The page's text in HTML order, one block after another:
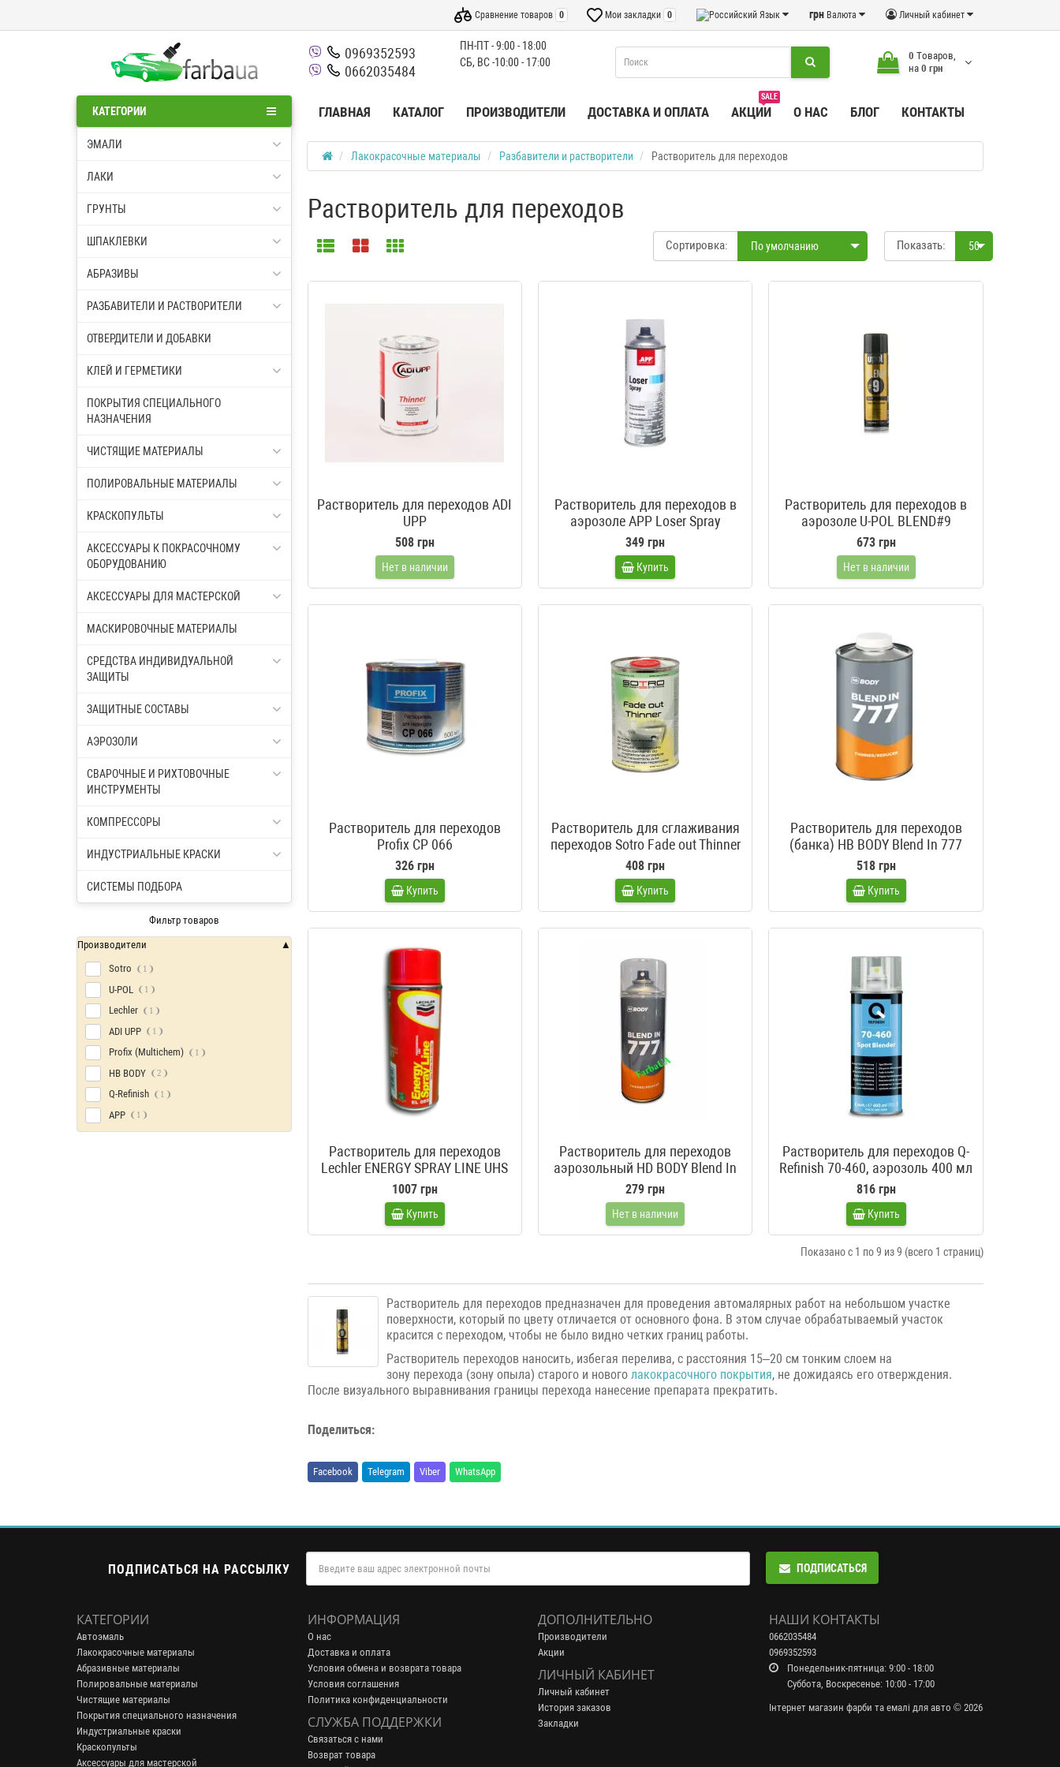
Личный кабинет
грн Валюта
Язык
Мои закладки 0
Сравнение товаров 0
0969352593
0662035484
ПН-ПТ - 9:00 - 18:00
СБ, ВС -10:00 - 17:00
0 Tоваров,
на 0 грн
КАТЕГОРИИ
ЭМАЛИ
ЛАКИ
ГРУНТЫ
ШПАКЛЕВКИ
АБРАЗИВЫ
РАЗБАВИТЕЛИ И РАСТВОРИТЕЛИ
ОТВЕРДИТЕЛИ И ДОБАВКИ
КЛЕЙ И ГЕРМЕТИКИ
ПОКРЫТИЯ СПЕЦИАЛЬНОГО
НАЗНАЧЕНИЯ
ЧИСТЯЩИЕ МАТЕРИАЛЫ
ПОЛИРОВАЛЬНЫЕ МАТЕРИАЛЫ
КРАСКОПУЛЬТЫ
АКСЕССУАРЫ К ПОКРАСОЧНОМУ
ОБОРУДОВАНИЮ
АКСЕССУАРЫ ДЛЯ МАСТЕРСКОЙ
МАСКИРОВОЧНЫЕ МАТЕРИАЛЫ
СРЕДСТВА ИНДИВИДУАЛЬНОЙ
ЗАЩИТЫ
ЗАЩИТНЫЕ СОСТАВЫ
АЭРОЗОЛИ
СВАРОЧНЫЕ И РИХТОВОЧНЫЕ
ИНСТРУМЕНТЫ
КОМПРЕССОРЫ
ИНДУСТРИАЛЬНЫЕ КРАСКИ
СИСТЕМЫ ПОДБОРА
ГЛАВНАЯ КАТАЛОГ ПРОИЗВОДИТЕЛИ ДОСТАВКА И ОПЛАТА
SALE
АКЦИИ О НАС БЛОГ КОНТАКТЫ
Лакокрасочные материалы Разбавители и растворители Растворитель для переходов
Фильтр товаров
Производители
Sotro
1
U-POL 1
Lechler 1
ADI UPP 1
Profix (Multichem) 1
HB BODY 2
Q-Refinish 1
APP 1
Растворитель для переходов
Сортировка: По умолчанию Показать: 50
Растворитель для переходов ADI
UPP
508 грн
Нет в наличии
Растворитель для переходов в
аэрозоле APP Loser Spray
349 грн
Купить
Растворитель для переходов в
аэрозоле U-POL BLEND#9
673 грн
Нет в наличии
Растворитель для переходов
Profix CP 066
326 грн
Купить
Растворитель для сглаживания
переходов Sotro Fade out Thinner
408 грн
Купить
Растворитель для переходов
(банка) HB BODY Blend In 777
518 грн
Купить
Растворитель для переходов
Lechler ENERGY SPRAY LINE UHS
FADE OUT BLENDER
1007 грн
Купить
Растворитель для переходов
аэрозольный HD BODY Blend In
777
279 грн
Нет в наличии
Растворитель для переходов Q-
Refinish 70-460, аэрозоль 400 мл
816 грн
Купить
Показано с 1 по 9 из 9 (всего 1 страниц)
Растворитель для переходов предназначен для проведения автомалярных работ на небольшом участке
поверхности, который по цвету отличается от основного фона. В этом случае обрабатываемый участок
красится с переходом, чтобы не было видно четких границ работы.
Растворитель переходов наносить, избегая перелива, с расстояния 15–20 см тонким слоем на
зону перехода (зону опыла) старого и нового лакокрасочного покрытия, не дожидаясь его отверждения.
После визуального выравнивания границы перехода нанесение препарата прекратить.
Поделиться:
Facebook Telegram Viber WhatsApp
ПОДПИСАТЬСЯ НА РАССЫЛКУ ПОДПИСАТЬСЯ
КАТЕГОРИИ
Автоэмаль
Лакокрасочные материалы
Абразивные материалы
Полировальные материалы
Чистящие материалы
Покрытия специального назначения
Индустриальные краски
Краскопульты
Аксессуары для мастерской
ИНФОРМАЦИЯ
О нас
Доставка и оплата
Условия обмена и возврата товара
Условия соглашения
Политика конфиденциальности
СЛУЖБА ПОДДЕРЖКИ
Связаться с нами
Возврат товара
ДОПОЛНИТЕЛЬНО
Производители
Акции
ЛИЧНЫЙ КАБИНЕТ
Личный кабинет
История заказов
Закладки
НАШИ КОНТАКТЫ
0662035484
0969352593
Понедельник-пятница: 9:00 - 18:00
Суббота, Воскресенье: 10:00 - 17:00
Інтернет магазин фарби та емалі для авто © 2026